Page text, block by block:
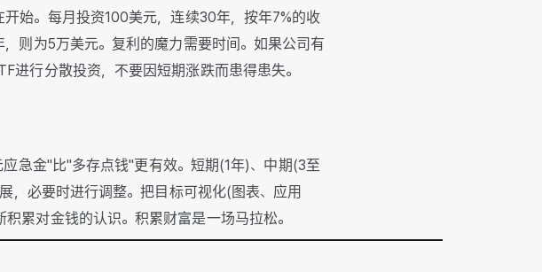
始。每月投资100美元，连续30年，按年7%的收
则为5万美元。复利的魔力需要时间。如果公司有
进行分散投资，不要因短期涨跌而患得患失。
急金"比"多存点钱"更有效。短期(1年)、中期(3至
，必要时进行调整。把目标可视化(图表、应用
累对金钱的认识。积累财富是一场马拉松。